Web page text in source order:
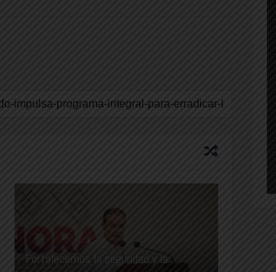
Fortalecemos la seguridad y la